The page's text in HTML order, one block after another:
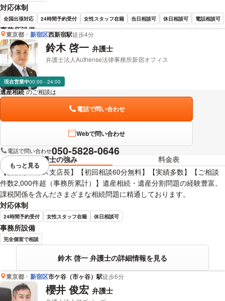
対応体制
全国出張対応 24時間予約受付 女性スタッフ在籍 当日相談可 休日相談可 電話相談可
事務所設備
完全個室で相談 バリアフリー
佐久間 明彦 弁護士の詳細情報を見る
東京都 新宿区西新宿駅徒歩4分
鈴木 啓一 弁護士
弁護士法人Authense法律事務所新宿オフィス
現在営業中00:00 - 24:00
遺産相続 のご相談は
電話で問い合わせ
Webで問い合わせ
電話で問い合わせ050-5828-0646
弁護士の強み
料金表
【新宿オフィス支店長】【初回相談60分無料】【実績多数】【ご相談
件数2,000件超（事務所累計）】遺産相続・遺産分割問題の経験豊富。
課税関係を含んださまざまな相続問題に精通しております。
対応体制
24時間予約受付 女性スタッフ在籍 休日相談可
事務所設備
完全個室で相談
鈴木 啓一 弁護士の詳細情報を見る
視覚的に省略されている要素を
もっと見る
東京都 新宿区市ケ谷（市ヶ谷）駅徒歩6分
櫻井 俊宏 弁護士